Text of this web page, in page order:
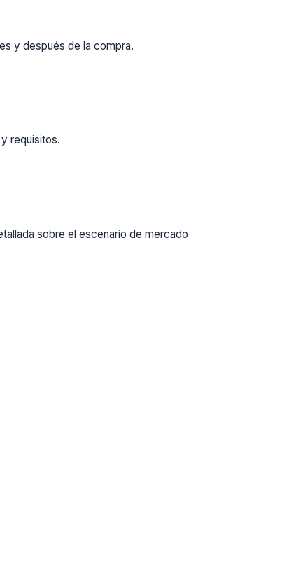
y después de la compra.
requisitos.
sobre el escenario de mercado